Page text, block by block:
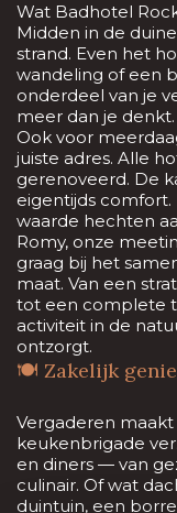
Wat Badhotel
Midden in de
strand. Even het
wandeling of een
onderdeel van je
meer dan je denkt.
Ook voor
juiste adres. Alle
gerenoveerd. De
eigentijds
waarde hechten
Romy, onze
graag bij het
maat. Van een
tot een complete
activiteit in de
ontzorgt.
🍽️ Zakelijk
Vergaderen
keukenbrigade
en diners — van
culinair. Of wat
duintuin, een